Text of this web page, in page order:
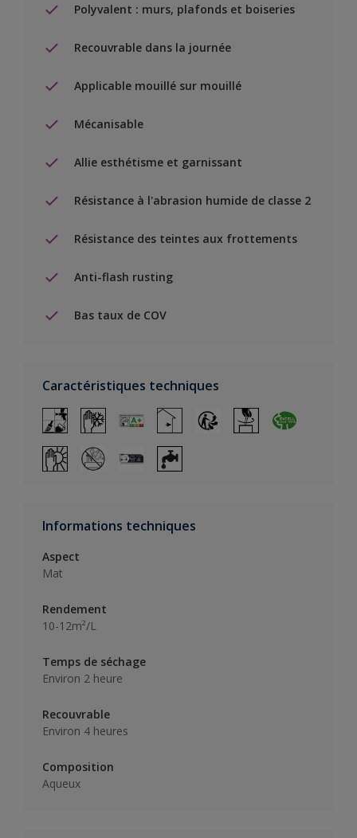
Polyvalent : murs, plafonds et boiseries
Recouvrable dans la journée
Applicable mouillé sur mouillé
Mécanisable
Allie esthétisme et garnissant
Résistance à l'abrasion humide de classe 2
Résistance des teintes aux frottements
Anti-flash rusting
Bas taux de COV
Caractéristiques techniques
Informations techniques
Aspect
Mat
Rendement
10-12m²/L
Temps de séchage
Environ 2 heure
Recouvrable
Environ 4 heures
Composition
Aqueux